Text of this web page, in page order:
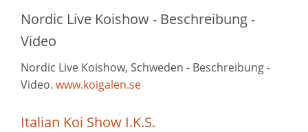
Nordic Live Koishow - Beschreibung -
Video
Nordic Live Koishow, Schweden - Beschreibung -
Video. www.koigalen.se
Italian Koi Show I.K.S.